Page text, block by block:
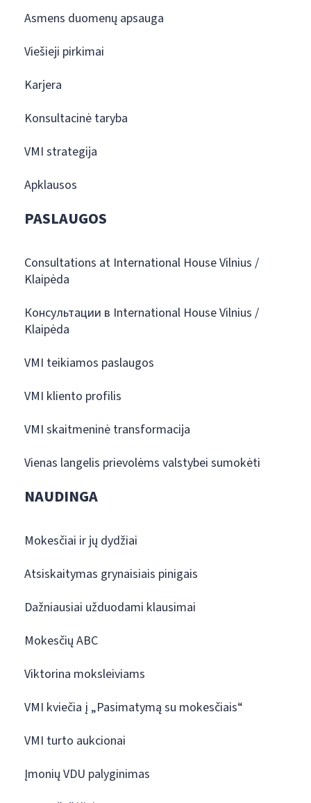
Asmens duomenų apsauga
Viešieji pirkimai
Karjera
Konsultacinė taryba
VMI strategija
Apklausos
PASLAUGOS
Consultations at International House Vilnius /
Klaipėda
Консультации в International House Vilnius /
Klaipėda
VMI teikiamos paslaugos
VMI kliento profilis
VMI skaitmeninė transformacija
Vienas langelis prievolėms valstybei sumokėti
NAUDINGA
Mokesčiai ir jų dydžiai
Atsiskaitymas grynaisiais pinigais
Dažniausiai užduodami klausimai
Mokesčių ABC
Viktorina moksleiviams
VMI kviečia į „Pasimatymą su mokesčiais“
VMI turto aukcionai
Įmonių VDU palyginimas